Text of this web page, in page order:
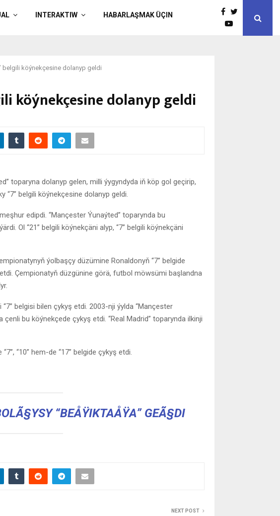
INTERAKTIW HABARLAŞMAK ÜÇIN
belgili köýnekçesine dolanyp geldi
köýnekçesine dolanyp geldi
toparyna dolanyp gelen, milli ýygyndyda iň köp gol geçirip,
belgili köýnekçesine dolanyp geldi.
edipdi. “Mançester Ýunaýted” toparynda bu
Ol “21” belgili köýnekçäni alyp, “7” belgili köýnekçäni
ýolbaşçy düzümine Ronaldonyň “7” belgide
Çempionatyň düzgünine görä, futbol möwsümi başlandna
belgisi bilen çykyş etdi. 2003-nji ýylda “Mançester
bu köýnekçede çykyş etdi. “Real Madrid” toparynda ilkinji
“10” hem-de “17” belgide çykyş etdi.
“BEÅŸIKTAÅŸA” GEÃ§DI
NEXT POST